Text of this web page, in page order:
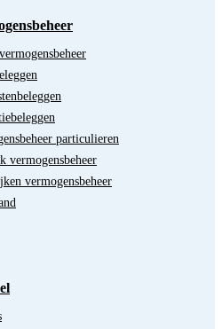
particulieren
vermogensbeheer
vermogensbeheer